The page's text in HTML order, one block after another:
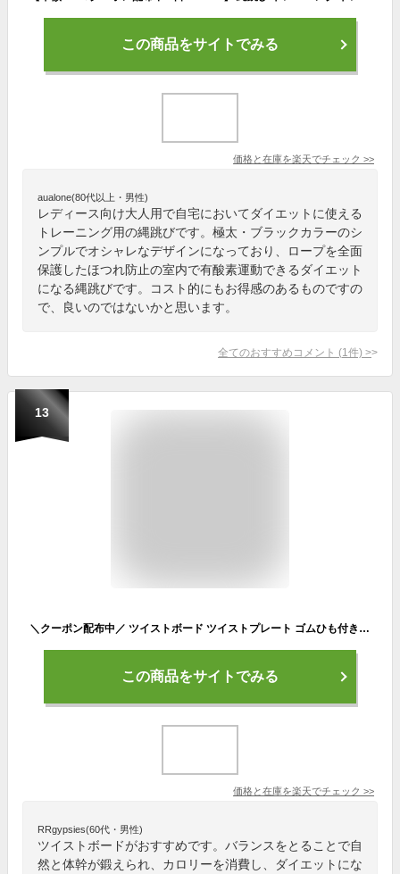
この商品をサイトでみる
価格と在庫を楽天でチェック >>
aualone(80代以上・男性)
レディース向け大人用で自宅においてダイエットに使える
トレーニング用の縄跳びです。極太・ブラックカラーのシ
ンプルでオシャレなデザインになっており、ロープを全面
保護したほつれ防止の室内で有酸素運動できるダイエット
になる縄跳びです。コスト的にもお得感のあるものですの
で、良いのではないかと思います。
全てのおすすめコメント (1 件) >
13
＼クーポン配布中／ ツイストボード ツイストプレート ゴムひも付き ウエスト ツイスト ダイエット器具 健康器具 トレーニング 体幹 ストレッチ twist-board
この商品をサイトでみる
価格と在庫を楽天でチェック >>
RRgypsies(60代・男性)
ツイストボードがおすすめです。バランスをとることで自
然と体幹が鍛えられ、カロリーを消費し、ダイエットにな